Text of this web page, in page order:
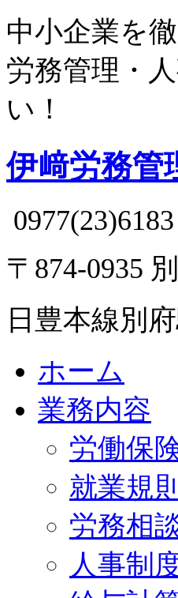
中小企業を
労務管理・
い！
伊﨑労務管
0977(23)6183
〒874-0935
日豊本線別
ホーム
業務内容
労働保
就業規
労務相
人事制